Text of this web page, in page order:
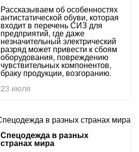
Рассказываем об особенностях
антистатической обуви, которая
входит в перечень СИЗ для
предприятий, где даже
незначительный электрический
разряд может привести к сбоям
оборудования, повреждению
чувствительных компонентов,
браку продукции, возгоранию.
23 июля
Спецодежда в разных
странах мира